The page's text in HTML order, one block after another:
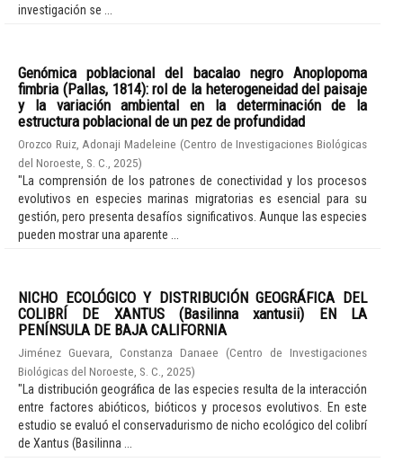
investigación se ...
Genómica poblacional del bacalao negro Anoplopoma
fimbria (Pallas, 1814): rol de la heterogeneidad del paisaje
y la variación ambiental en la determinación de la
estructura poblacional de un pez de profundidad
Orozco Ruiz, Adonaji Madeleine (Centro de Investigaciones Biológicas
del Noroeste, S. C.
2025)
"La comprensión de los patrones de conectividad y los procesos
evolutivos en especies marinas migratorias es esencial para su
gestión, pero presenta desafíos significativos. Aunque las especies
pueden mostrar una aparente ...
NICHO ECOLÓGICO Y DISTRIBUCIÓN GEOGRÁFICA DEL
COLIBRÍ DE XANTUS (Basilinna xantusii) EN LA
PENÍNSULA DE BAJA CALIFORNIA
Jiménez Guevara, Constanza Danaee (Centro de Investigaciones
Biológicas del Noroeste, S. C.
2025)
"La distribución geográfica de las especies resulta de la interacción
entre factores abióticos, bióticos y procesos evolutivos. En este
estudio se evaluó el conservadurismo de nicho ecológico del colibrí
de Xantus (Basilinna ...